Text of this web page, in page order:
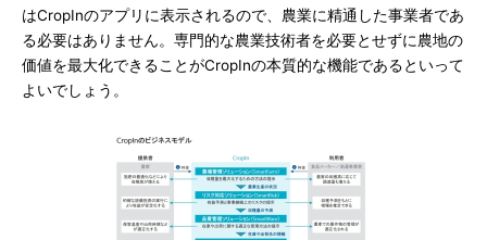
はCropInのアプリに表示されるので、農業に精通した事業者であ
る必要はありません。専門的な農業技術者を必要とせずに農地の
価値を最大化できることがCropInの本質的な機能であるといって
よいでしょう。